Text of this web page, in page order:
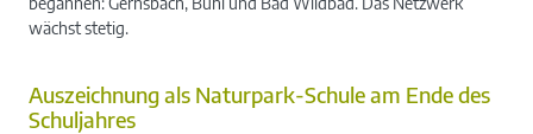
wächst stetig.
Auszeichnung als Naturpark-Schule am Ende des
Schuljahres